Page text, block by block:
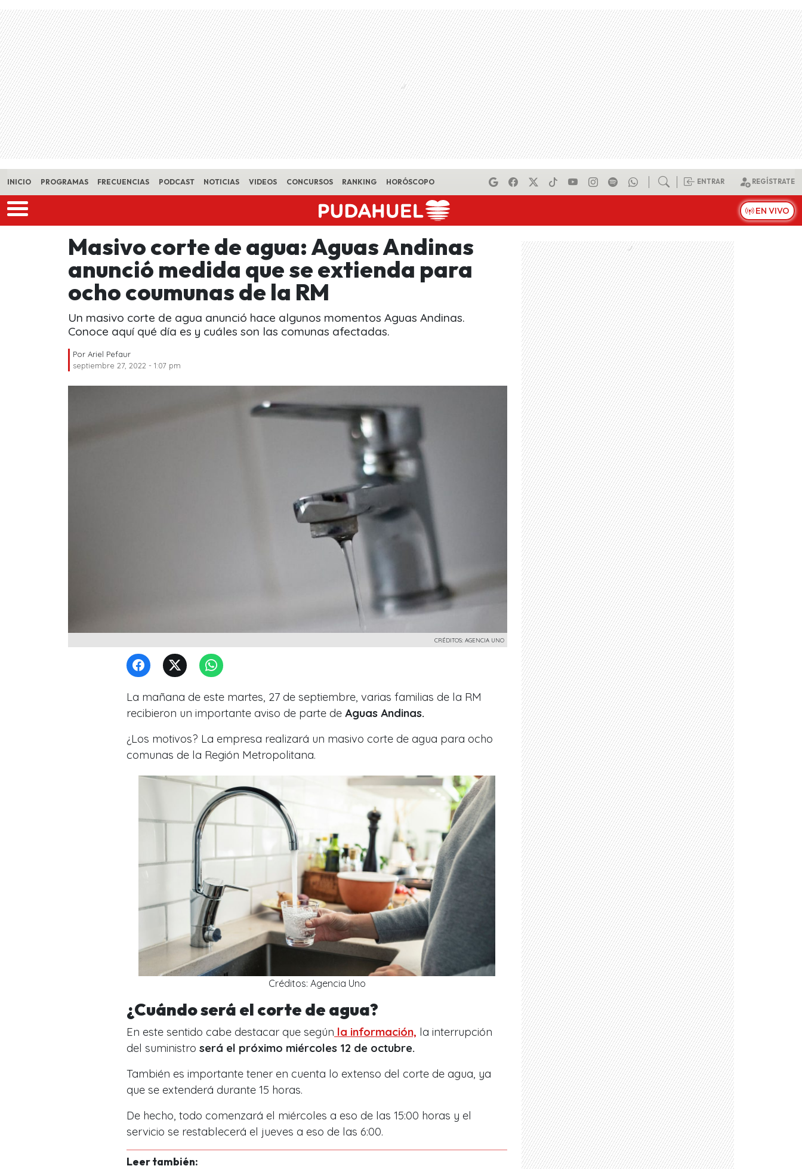
Skip to main content
INICIO PROGRAMAS FRECUENCIAS PODCAST NOTICIAS VIDEOS CONCURSOS RANKING HORÓSCOPO ENTRAR REGÍSTRATE
EN VIVO
Masivo corte de agua: Aguas Andinas
anunció medida que se extienda para
ocho coumunas de la RM
Un masivo corte de agua anunció hace algunos momentos Aguas Andinas.
Conoce aquí qué día es y cuáles son las comunas afectadas.
Por Ariel Pefaur
septiembre 27, 2022 - 1:07 pm
CRÉDITOS: AGENCIA UNO
La mañana de este martes, 27 de septiembre, varias familias de la RM
recibieron un importante aviso de parte de Aguas Andinas.
¿Los motivos? La empresa realizará un masivo corte de agua para ocho
comunas de la Región Metropolitana.
Créditos: Agencia Uno
¿Cuándo será el corte de agua?
En este sentido cabe destacar que según la información, la interrupción
del suministro será el próximo miércoles 12 de octubre.
También es importante tener en cuenta lo extenso del corte de agua, ya
que se extenderá durante 15 horas.
De hecho, todo comenzará el miércoles a eso de las 15:00 horas y el
servicio se restablecerá el jueves a eso de las 6:00.
Leer también: